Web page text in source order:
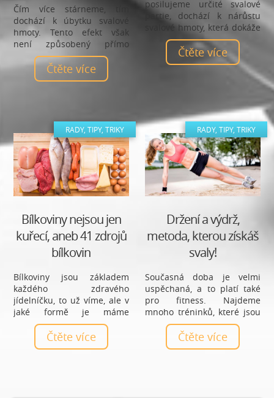
Čím více stárneme, tím
dochází k úbytku svalové
hmoty. Tento efekt však
není způsobený přímo
stářím, ale především naši
menší pohybovou aktivitou.
Podívejme se společně, jaký
Čtěte více
posilujeme určité svalové
partie, dochází k nárůstu
svalové hmoty, která dokáže
zrychlit náš metabolismus.
Tento proces je velmi
výhodný pro samotné
hubnutí. Bohužel svalový
Čtěte více
RADY, TIPY, TRIKY
Bílkoviny nejsou jen
kuřecí, aneb 41 zdrojů
bílkovin
Bílkoviny jsou základem
každého zdravého
jídelníčku, to už víme, ale v
jaké formě je máme
přijímat? Jsou obsaženy v
mase, a proto mnoho z nás
má založený jídelníček
Čtěte více
RADY, TIPY, TRIKY
Držení a výdrž,
metoda, kterou získáš
svaly!
Současná doba je velmi
uspěchaná, a to platí také
pro fitness. Najdeme
mnoho tréninků, které jsou
rychlé a výbušné. Bohužel
tyto tréninky nejsou pro
každého. Může nás
Čtěte více